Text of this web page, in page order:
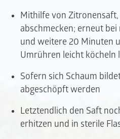
Mithilfe von
abschmecken; erneut
und weitere 20 Minuten
Umrühren leicht köcheln
Sofern sich Schaum
abgeschöpft werden
Letztendlich den Saft
erhitzen und in sterile